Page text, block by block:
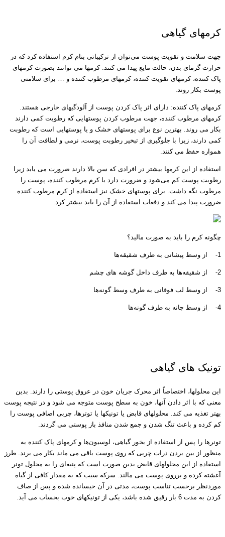
کرمهای گیاهی
جهت سلامت و تقویت پوست می‌توان از ترکیباتی بنام کرم استفاده کرد که در
حرارت گرمای بدن، حالت مایع پیدا می کنند. کرمها می توانند بصورت کرمهای
پاک کننده، کرمهای تقویت کننده، کرمهای مرطوب کننده و … برای سلامتی
پوست بکار روند.
کرمهای پاک کننده: دارای اثر پاک کردن پوست از آلودگیهای خارجی هستند.
کرمهای مرطوب کننده، جهت مرطوب کردن پوستهایی که رطوبت کمی دارند
بکار می روند. بهترین نوع برای پوستهای خشک و یا پوستهایی است که رطوبت
کمی دارند، زیرا با جلوگیری از تبخیر رطوبت پوست، نرمی و لطافت آن را
همواره حفظ می کنند.
استفاده از این کرمها بیشتر در افرادی که سن بالا دارند ضرورت می یابد زیرا
رطوبت پوست کم می‌شود و ضرورت دارد با کرم مرطوب کننده، پوست را
مرطوب نگه داشت. برای پوستهای خشک نیز استفاده از کرم مرطوب کننده
ضرورت پیدا می کند و دفعات استفاده از آن را باید بیشتر کرد.
چگونه کرم را باید به صورت مالید؟
1- از وسط پیشانی به طرف شقیقه‌ها
2- از شقیقه‌ها به طرف داخل گوشه های چشم
3- از وسط لب فوقانی به طرف وسط گونه‌ها
4- از وسط چانه به طرف گونه‌ها
تونیک های گیاهی
این محلولها، اختصاصاً اثر محرک جریان خون در عروق پوستی را دارند. بدین
معنی که با اثر دادن آنها، خون به سطح پوست متوجه می شود و در نتیجه پوست
بهتر تغذیه می کند. محلولهای قابض یا تونیکها یا توترها، چربی اضافی پوست را
کم کرده و باعث تنگ شدن و جمع شدن منافذ باز پوستی می گردند.
تونرها را پس از استفاده از بخور گیاهی، لوسیون‌ها و کرمهای پاک کننده به
منظور از بین بردن ذرات چربی که روی پوست باقی می ماند بکار می برند. طرز
استفاده از این محلولهای قابض بدین صورت است که پنبه‌ای را به محلول تونر
آغشته کرده و برروی پوست می مالند. سرکه سیب که به مقدار کافی از گیاه
موردنظر برحسب تناسب پوست، مدتی در آن خیسانده شده و پس از صاف
کردن به مدت 6 بار رقیق شده باشد، یکی از تونیکهای خوب بحساب می آید.